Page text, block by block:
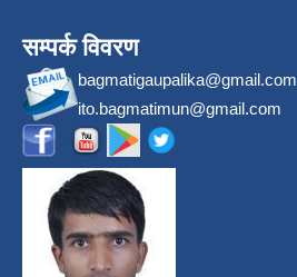
सम्पर्क विवरण
bagmatigaupalika@gmail.com
ito.bagmatimun@gmail.com